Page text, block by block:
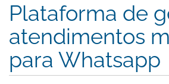
Plataforma de
atendimentos
para Whatsapp